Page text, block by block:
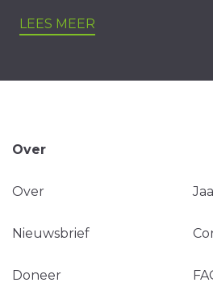
LEES MEER
Over
Over
Nieuwsbrief
Doneer